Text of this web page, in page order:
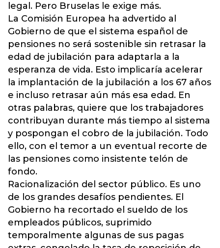
legal. Pero Bruselas le exige más.
La Comisión Europea ha advertido al
Gobierno de que el sistema español de
pensiones no será sostenible sin retrasar la
edad de jubilación para adaptarla a la
esperanza de vida. Esto implicaría acelerar
la implantación de la jubilación a los 67 años
e incluso retrasar aún más esa edad. En
otras palabras, quiere que los trabajadores
contribuyan durante más tiempo al sistema
y pospongan el cobro de la jubilación. Todo
ello, con el temor a un eventual recorte de
las pensiones como insistente telón de
fondo.
Racionalización del sector público. Es uno
de los grandes desafíos pendientes. El
Gobierno ha recortado el sueldo de los
empleados públicos, suprimido
temporalmente algunas de sus pagas